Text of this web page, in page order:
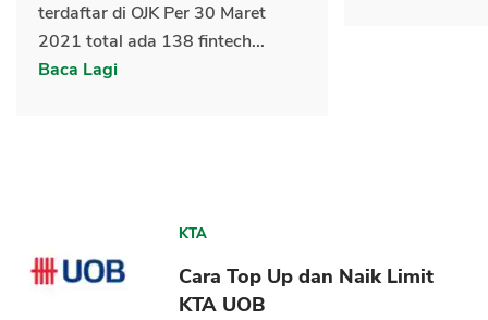
terdaftar di OJK Per 30 Maret
2021 total ada 138 fintech...
Baca Lagi
KTA
Cara Top Up dan Naik Limit
KTA UOB